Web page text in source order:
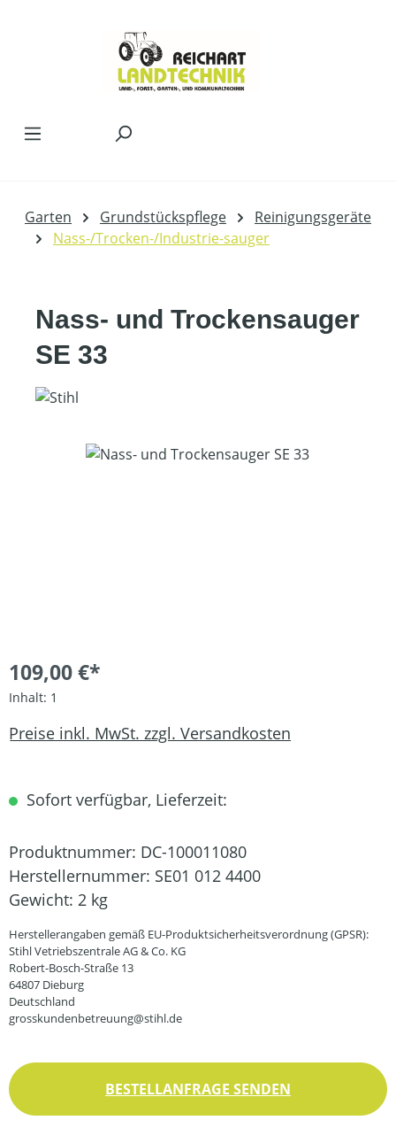
Garten Grundstückspflege
Reinigungsgeräte
Nass-/Trocken-/Industrie-sauger
Nass- und Trockensauger
SE 33
Bildergalerie überspringen
109,00 €*
Inhalt: 1
Preise inkl. MwSt. zzgl. Versandkosten
Sofort verfügbar, Lieferzeit:
Produktnummer: DC-100011080
Herstellernummer: SE01 012 4400
Gewicht: 2 kg
Herstellerangaben gemäß EU-Produktsicherheitsverordnung (GPSR):
Stihl Vetriebszentrale AG & Co. KG
Robert-Bosch-Straße 13
64807 Dieburg
Deutschland
grosskundenbetreuung@stihl.de
BESTELLANFRAGE SENDEN